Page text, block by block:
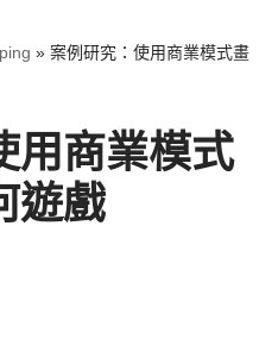
» 案例研究：使用商業模式畫
用商業模式
遊戲